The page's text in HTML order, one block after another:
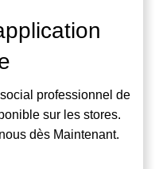
professionnel de
sur les stores.
dès Maintenant.